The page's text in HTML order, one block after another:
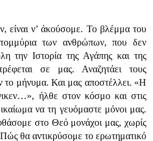
είναι ν’ άκούσομε. Το βλέμμα του
των ανθρώπων, που δεν
την Ιστορία της Αγάπης και της
σε μας. Αναζητάει τους
το μήνυμα. Και μας αποστέλλει. «Η
ήλθε στον κόσμο και στις
να τη γευόμαστε μόνοι μας.
στο Θεό μονάχοι μας, χωρίς
θα αντικρύσομε το ερωτηματικό